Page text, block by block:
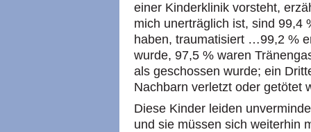
einer Kinderklinik vorsteht,
mich unerträglich ist, sind 99,4
haben, traumatisiert …99,2 %
wurde, 97,5 % waren
als geschossen wurde; ein
Nachbarn verletzt oder getötet
Diese Kinder leiden
und sie müssen sich weiterhin